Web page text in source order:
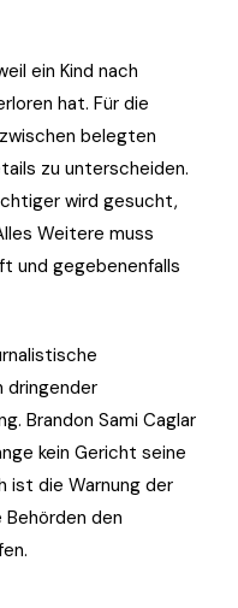
ein Kind nach
hat. Für die
belegten
zu unterscheiden.
wird gesucht,
Weitere muss
und gegebenenfalls
dringender
Brandon Sami Caglar
kein Gericht seine
ist die Warnung der
Behörden den